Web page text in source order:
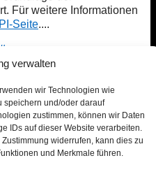
verwalten
wir Technologien wie
speichern und/oder darauf
zustimmen, können wir Daten
IDs auf dieser Website verarbeiten.
widerrufen, kann dies zu
und Merkmale führen.
Für weitere Informationen
Seite....
kostenlos